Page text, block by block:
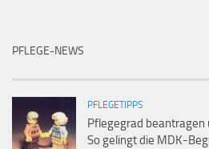
PFLEGE-NEWS
PFLEGETIPPS
Pflegegrad beantragen
So gelingt die MDK-